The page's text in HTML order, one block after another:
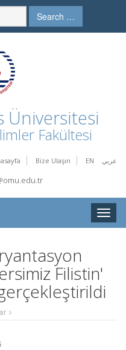
Search …
Üniversitesi
Fakültesi
Bize Ulaşın EN عربي
Toggle
Filistin'